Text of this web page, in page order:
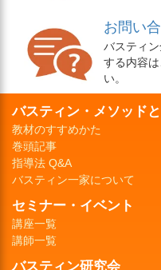
お問い
バスティ
する内容
い。
バスティン・メソッド
教材のすすめかた
巻頭記事
指導法 Q&A
バスティン一家について
セミナー・イベント
講座一覧
講師一覧
バスティン研究会